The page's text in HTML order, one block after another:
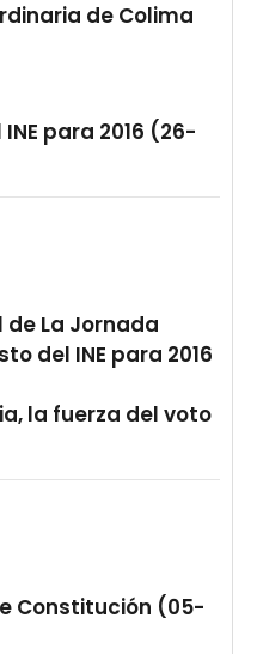
de Colima
para 2016 (26-
La Jornada
del INE para 2016
la fuerza del voto
Constitución (05-